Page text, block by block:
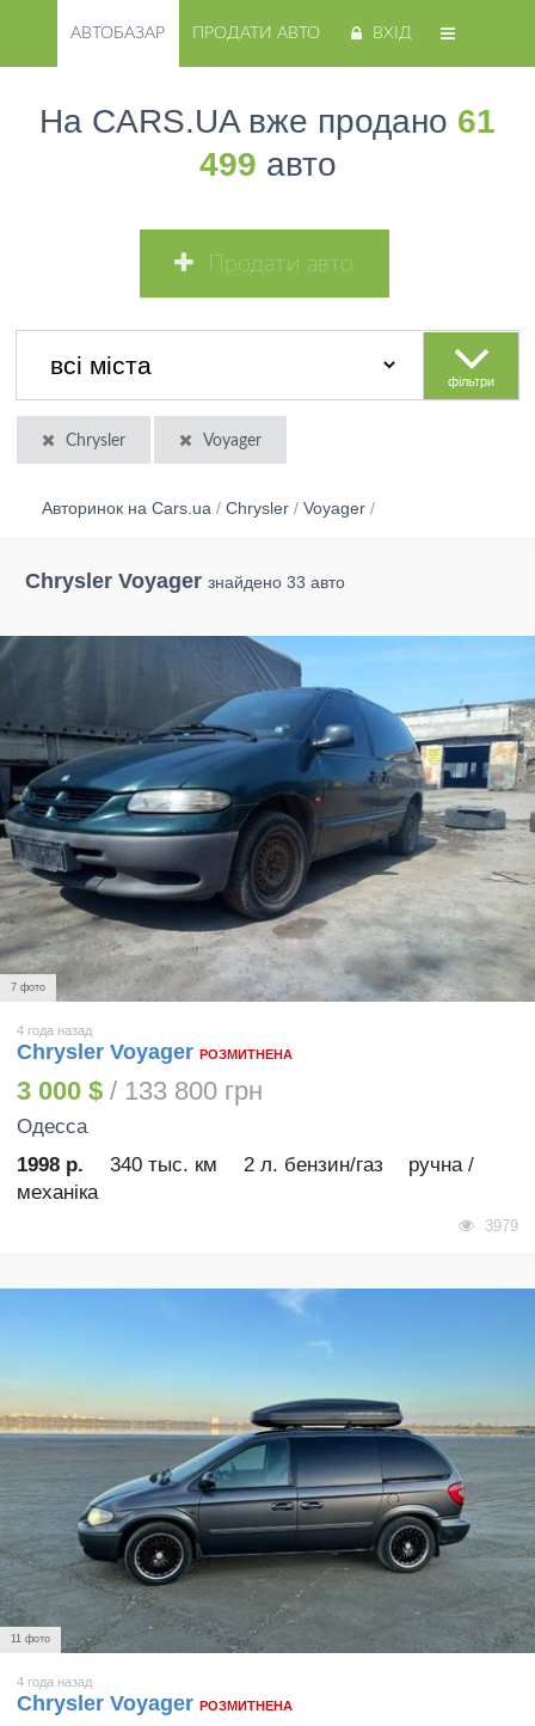
АВТОБАЗАР ПРОДАТИ АВТО ВХІД
На CARS.UA вже продано 61
499 авто
Продати авто
фільтри
Chrysler Voyager
Авторинок на Cars.ua / Chrysler / Voyager /
Chrysler Voyager знайдено 33 авто
7 фото
4 года назад
Chrysler Voyager РОЗМИТНЕНА
3 000 $ / 133 800 грн
Одесса
1998 р.
340 тыс. км 2 л. бензин/газ
ручна /
механіка
3979
11 фото
4 года назад
Chrysler Voyager РОЗМИТНЕНА